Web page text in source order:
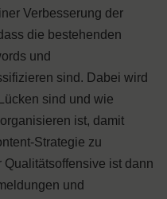
Verbesserung der
die bestehenden
und
sind. Dabei wird
sind und wie
ist, damit
Strategie zu
ist dann
und